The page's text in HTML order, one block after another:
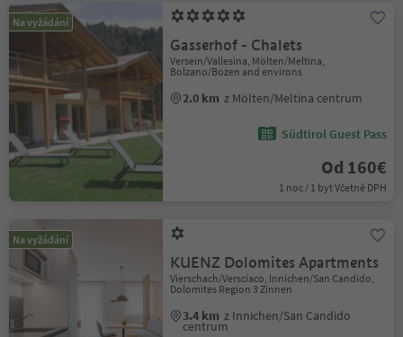
Na vyžádání
Gasserhof - Chalets
Versein/Vallesina, Mölten/Meltina,
Bolzano/Bozen and environs
2.0 km z Mölten/Meltina centrum
Südtirol Guest Pass
Od 160€
1 noc / 1 byt Včetně DPH
Na vyžádání
KUENZ Dolomites Apartments
Vierschach/Versciaco, Innichen/San Candido,
Dolomites Region 3 Zinnen
3.4 km z Innichen/San Candido
centrum